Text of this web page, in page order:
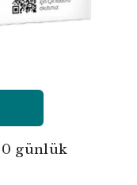
günlük